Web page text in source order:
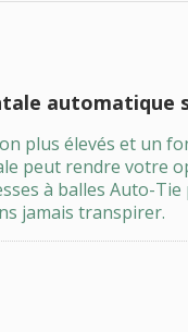
automatique
plus élevés et un
peut rendre votre
à balles Auto-
jamais transpirer.